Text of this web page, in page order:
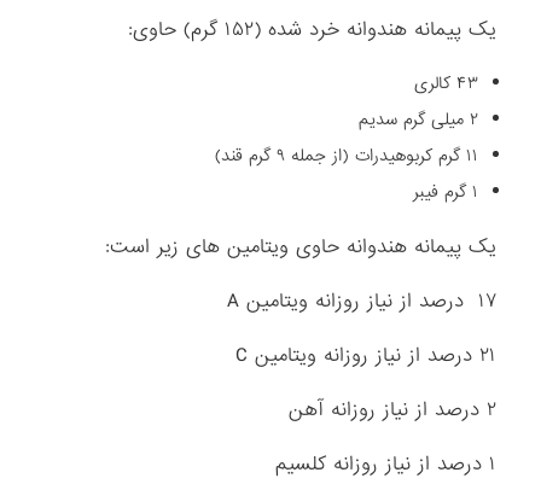
یک پیمانه هندوانه خرد شده (۱۵۲ گرم) حاوی:
۴۳ کالری
۲ میلی گرم سدیم
۱۱ گرم کربوهیدرات (از جمله ۹ گرم قند)
۱ گرم فیبر
یک پیمانه هندوانه حاوی ویتامین های زیر است:
۱۷ درصد از نیاز روزانه ویتامین A
۲۱ درصد از نیاز روزانه ویتامین C
۲ درصد از نیاز روزانه آهن
۱ درصد از نیاز روزانه کلسیم